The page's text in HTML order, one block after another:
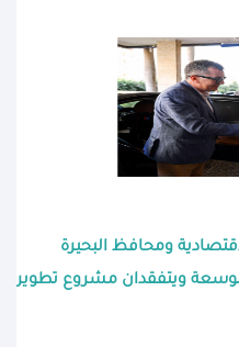
ومحافظ البحيرة
ويتفقدان مشروع تطوير